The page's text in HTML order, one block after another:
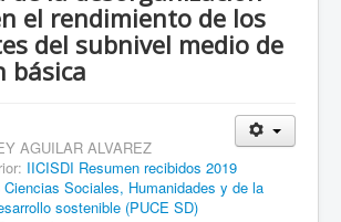
el rendimiento de los
del subnivel medio de
básica
AGUILAR ALVAREZ
IICISDI Resumen recibidos 2019
Ciencias Sociales, Humanidades y de la
sostenible (PUCE SD)